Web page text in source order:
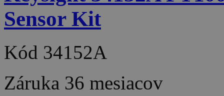
Sensor Kit
Kód 34152A
Záruka 36 mesiacov